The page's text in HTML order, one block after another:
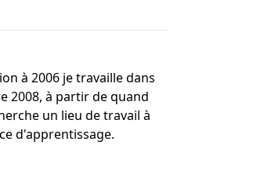
à 2006 je travaille dans
2008, à partir de quand
un lieu de travail à
d'apprentissage.